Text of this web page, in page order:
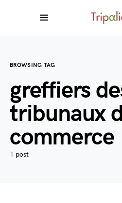
BROWSING TAG
greffiers
tribunaux
commerce
1 post